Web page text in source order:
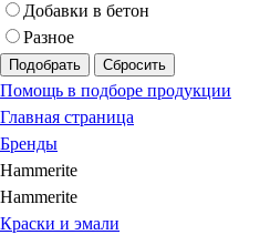
Добавки в бетон
Разное
Подобрать Сбросить
Помощь в подборе продукции
Главная страница
Бренды
Hammerite
Hammerite
Краски и эмали